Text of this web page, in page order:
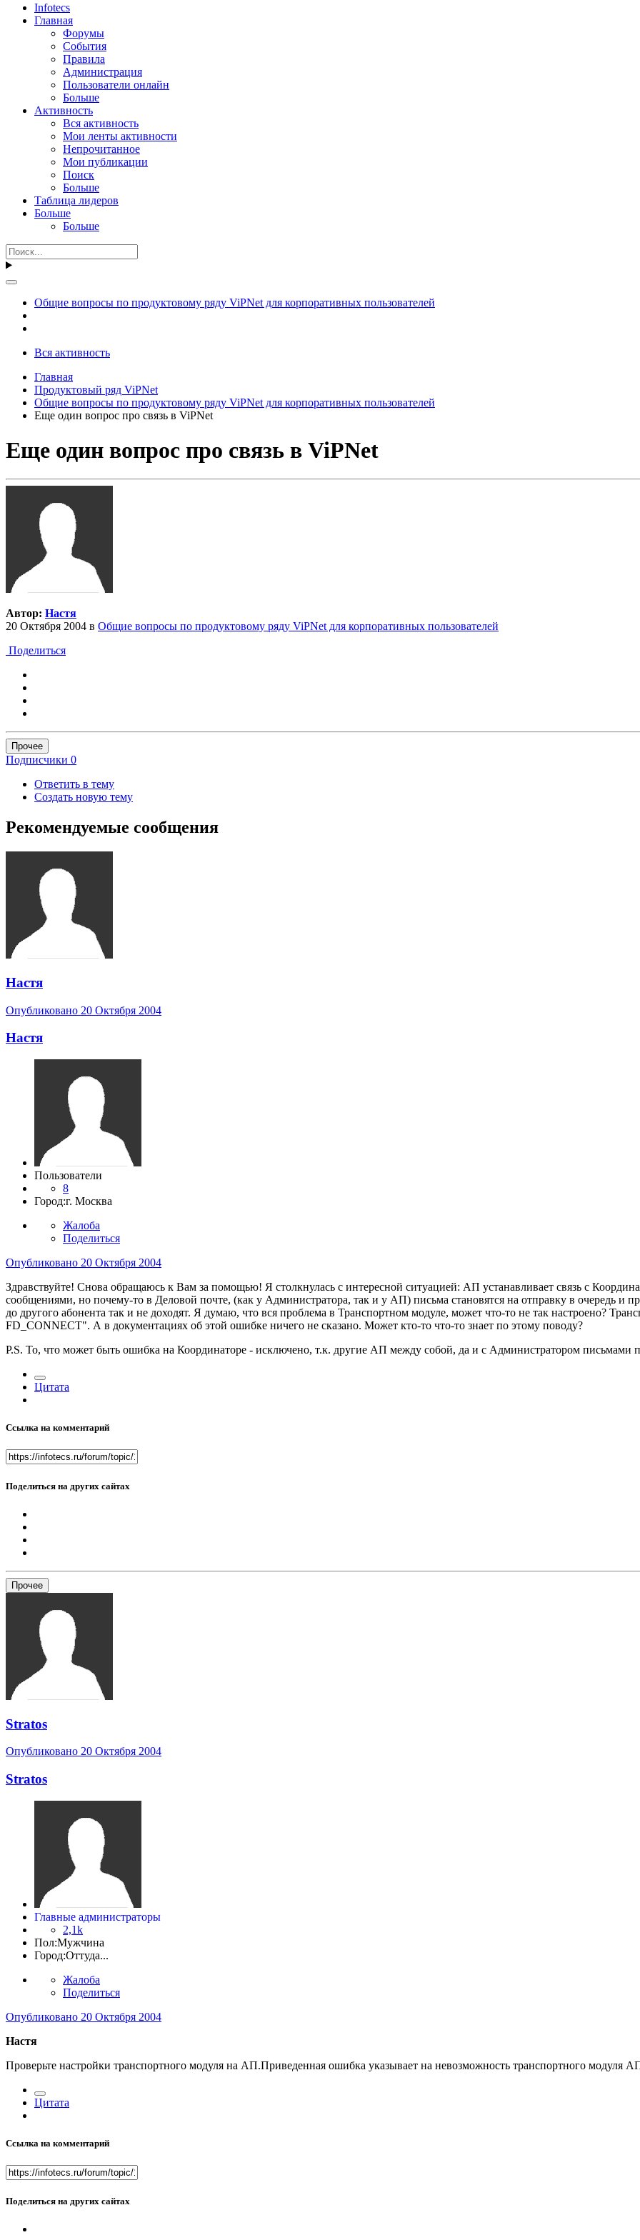
Infotecs
Главная
Форумы
События
Правила
Администрация
Пользователи онлайн
Больше
Активность
Вся активность
Мои ленты активности
Непрочитанное
Мои публикации
Поиск
Больше
Таблица лидеров
Больше
Больше
Общие вопросы по продуктовому ряду ViPNet для корпоративных пользователей
Вся активность
Главная
Продуктовый ряд ViPNet
Общие вопросы по продуктовому ряду ViPNet для корпоративных пользователей
Еще один вопрос про связь в ViPNet
Еще один вопрос про связь в ViPNet
Автор: Настя
20 Октября 2004 в Общие вопросы по продуктовому ряду ViPNet для корпоративных пользователей
Поделиться
Прочее
Подписчики 0
Ответить в тему
Создать новую тему
Рекомендуемые сообщения
Настя
Опубликовано 20 Октября 2004
Настя
Пользователи
8
Город:г. Москва
Жалоба
Поделиться
Опубликовано 20 Октября 2004
Здравствуйте! Снова обращаюсь к Вам за помощью! Я столкнулась с интересной ситуацией: АП устанавливает связь с
сообщениями, но почему-то в Деловой почте, (как у Администратора, так и у АП) письма становятся на отправку в очередь и
до другого абонента так и не доходят. Я думаю, что вся проблема в Транспортном модуле, может что-то не так настроено?
FD_CONNECT". А в документациях об этой ошибке ничего не сказано. Может кто-то что-то знает по этому поводу?
P.S. То, что может быть ошибка на Координаторе - исключено, т.к. другие АП между собой, да и с Администратором письмами
Цитата
Ссылка на комментарий
Поделиться на других сайтах
Прочее
Stratos
Опубликовано 20 Октября 2004
Stratos
Главные администраторы
2,1k
Пол:Мужчина
Город:Оттуда...
Жалоба
Поделиться
Опубликовано 20 Октября 2004
Настя
Проверьте настройки транспортного модуля на АП.Приведенная ошибка указывает на невозможность транспортного модуля
Цитата
Ссылка на комментарий
Поделиться на других сайтах